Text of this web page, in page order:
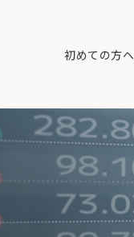
初めての方へ
初めての方へ
事例紹介
無料講座
利用者の声